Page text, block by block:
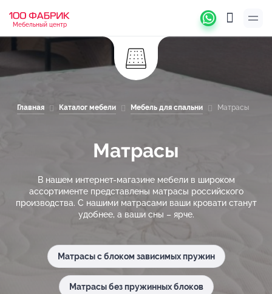
Мебельный центр
Главная Каталог мебели Мебель для спальни Матрасы
Матрасы
В нашем интернет-магазине мебели в широком
ассортименте представлены матрасы российского
производства. С нашими матрасами ваши кровати станут
удобнее, а ваши сны – ярче.
Матрасы с блоком зависимых пружин
Матрасы без пружинных блоков